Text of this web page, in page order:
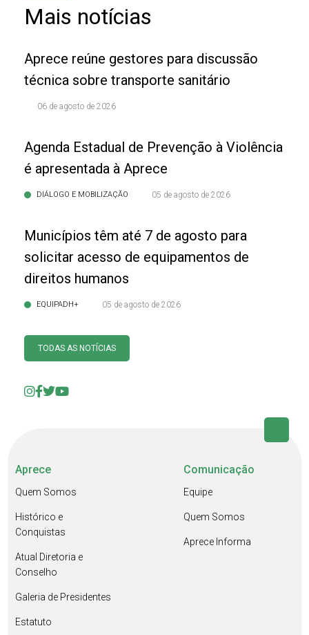
Mais notícias
Aprece reúne gestores para discussão
técnica sobre transporte sanitário
06 de agosto de 2026
Agenda Estadual de Prevenção à Violência
é apresentada à Aprece
DIÁLOGO E MOBILIZAÇÃO 05 de agosto de 2026
Municípios têm até 7 de agosto para
solicitar acesso de equipamentos de
direitos humanos
EQUIPADH+ 05 de agosto de 2026
TODAS AS NOTÍCIAS
Aprece
Quem Somos
Histórico e
Conquistas
Atual Diretoria e
Conselho
Galeria de Presidentes
Estatuto
Comunicação
Equipe
Quem Somos
Aprece Informa